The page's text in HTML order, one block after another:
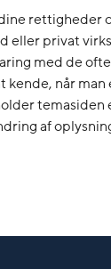
rettigheder
eller privat
med de
når man
temasiden
af